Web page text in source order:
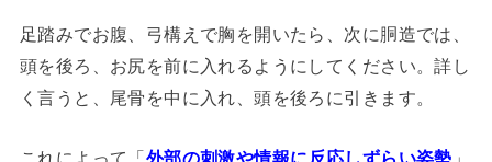
足踏みでお腹、弓構えで胸を開いたら、次に胴造では、
頭を後ろ、お尻を前に入れるようにしてください。詳し
く言うと、尾骨を中に入れ、頭を後ろに引きます。
これによって「外部の刺激や情報に反応しずらい姿勢 」